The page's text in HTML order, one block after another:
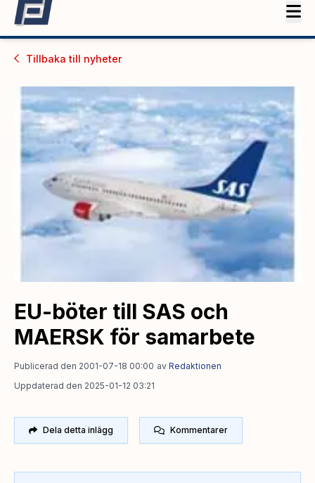
Tillbaka till nyheter
EU-böter till SAS och
MAERSK för samarbete
Publicerad den 2001-07-18 00:00 av Redaktionen
Uppdaterad den 2025-01-12 03:21
Dela detta inlägg Kommentarer